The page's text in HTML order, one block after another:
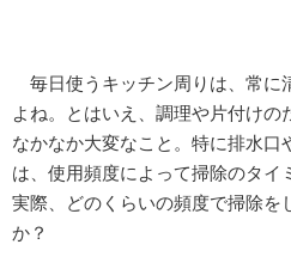
毎日使うキッチン周りは、常に
よね。とはいえ、調理や片付けの
なかなか大変なこと。特に排水口
は、使用頻度によって掃除のタイ
実際、どのくらいの頻度で掃除を
か？